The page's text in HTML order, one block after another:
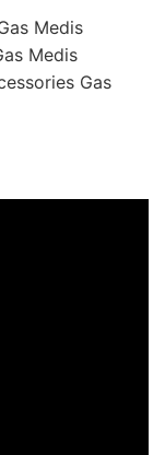
Medis
Medis
Gas